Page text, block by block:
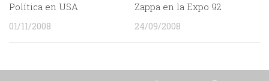
Política en USA
01/11/2008
Zappa en la Expo 92
24/09/2008